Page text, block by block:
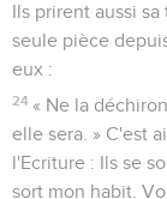
Ils prirent aussi
seule pièce
eux :
24 « Ne la
elle sera. » C'est
l'Ecriture : Ils se
sort mon habit.